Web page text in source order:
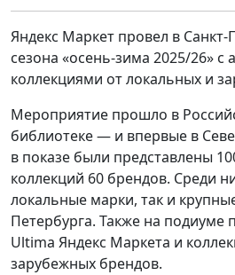
Яндекс Маркет провел в Санкт-
сезона «осень-зима 2025/26» с
коллекциями от локальных и
Мероприятие прошло в
библиотеке — и впервые в
в показе были представлены
коллекций 60 брендов. Среди
локальные марки, так и
Петербурга. Также на подиуме
Ultima Яндекс Маркета и
зарубежных брендов.